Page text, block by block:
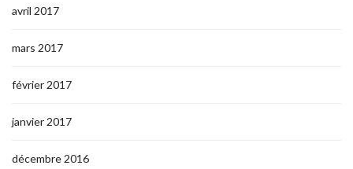
avril 2017
mars 2017
février 2017
janvier 2017
décembre 2016